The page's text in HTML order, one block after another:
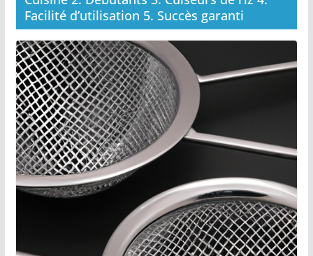
Facilité d’utilisation 5. Succès garanti